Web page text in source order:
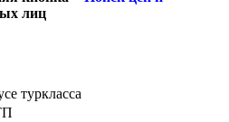
лиц
туркласса